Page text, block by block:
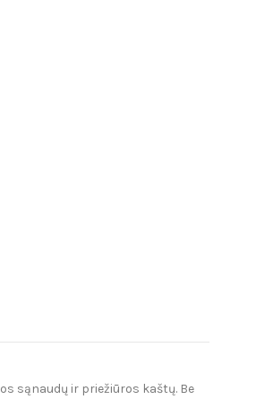
sąnaudų ir priežiūros kaštų. Be